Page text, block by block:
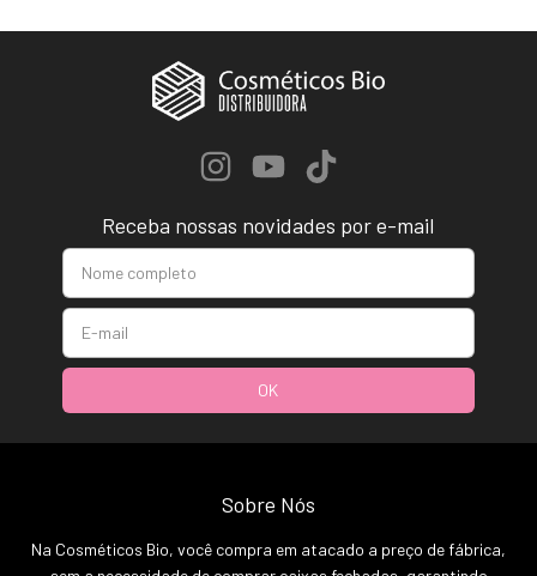
Receba nossas novidades por e-mail
Sobre Nós
Na Cosméticos Bio, você compra em atacado a preço de fábrica,